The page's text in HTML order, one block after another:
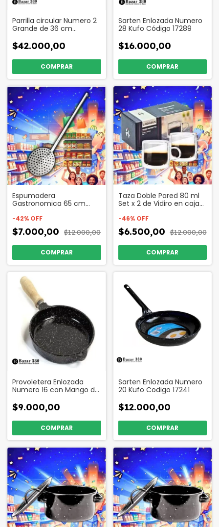
Parrilla circular Numero 2
Grande de 36 cm
$42.000,00
Sarten Enlozada Numero
28 Kufo Código 17289
$16.000,00
Espumadera
Gastronomica 65 cm
-42% OFF
$7.000,00 $12.000,00
Taza Doble Pared 80 ml
Set x 2 de Vidiro en caja
-46% OFF
$6.500,00 $12.000,00
Provoletera Enlozada
Numero 16 con Mango de
$9.000,00
Sarten Enlozada Numero
20 Kufo Codigo 17241
$12.000,00